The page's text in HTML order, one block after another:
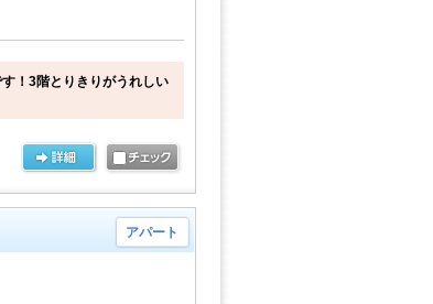
！3階とりきりがうれしい
アパート